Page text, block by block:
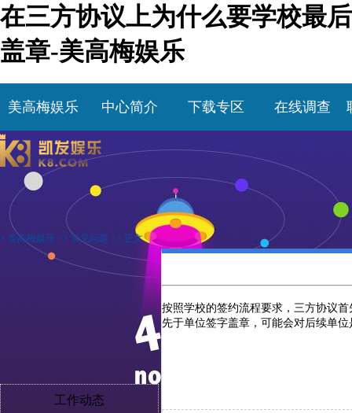
在三方协议上为什么要学校最后
盖章-美高梅娱乐
美高梅娱乐 中心简介 下载专区 在线调查
> 美高梅娱乐 >> 常见问题 >> 正文
工作动态
按照学校的签约流程要求，三方协议
先于单位签字盖章，可能会对后续单